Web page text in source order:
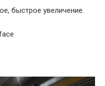
быстрое увеличение.